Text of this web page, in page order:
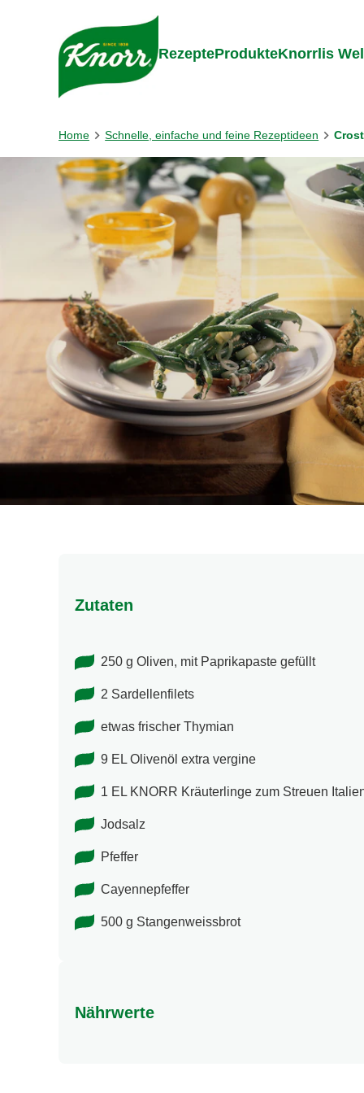
Gehe zu:
RezepteProdukteKnorrlis
Home Schnelle, einfache und feine Rezeptideen
Zutaten
250 g Oliven, mit Paprikapaste gefüllt
2 Sardellenfilets
etwas frischer Thymian
9 EL Olivenöl extra vergine
1 EL KNORR Kräuterlinge zum Streuen
Jodsalz
Pfeffer
Cayennepfeffer
500 g Stangenweissbrot
Nährwerte